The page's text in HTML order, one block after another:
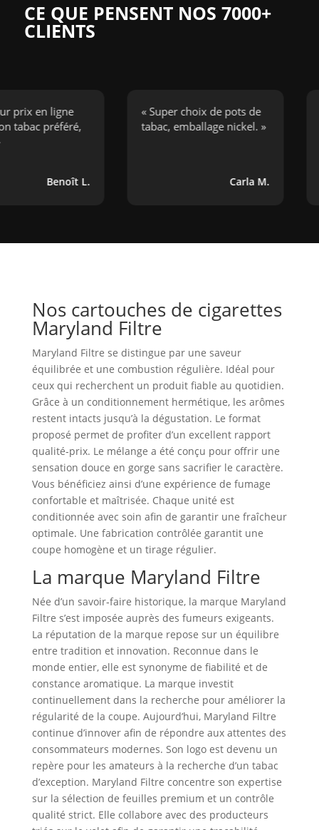
CE QUE PENSENT NOS 7000+
CLIENTS
en ligne
préféré,
Benoît L.
« Super choix de pots de
tabac, emballage nickel. »
Carla M.
Nos cartouches de cigarettes
Maryland Filtre
Maryland Filtre se distingue par une saveur
équilibrée et une combustion régulière. Idéal pour
ceux qui recherchent un produit fiable au quotidien.
Grâce à un conditionnement hermétique, les arômes
restent intacts jusqu’à la dégustation. Le format
proposé permet de profiter d’un excellent rapport
qualité‑prix. Le mélange a été conçu pour offrir une
sensation douce en gorge sans sacrifier le caractère.
Vous bénéficiez ainsi d’une expérience de fumage
confortable et maîtrisée. Chaque unité est
conditionnée avec soin afin de garantir une fraîcheur
optimale. Une fabrication contrôlée garantit une
coupe homogène et un tirage régulier.
La marque Maryland Filtre
Née d’un savoir‑faire historique, la marque Maryland
Filtre s’est imposée auprès des fumeurs exigeants.
La réputation de la marque repose sur un équilibre
entre tradition et innovation. Reconnue dans le
monde entier, elle est synonyme de fiabilité et de
constance aromatique. La marque investit
continuellement dans la recherche pour améliorer la
régularité de la coupe. Aujourd’hui, Maryland Filtre
continue d’innover afin de répondre aux attentes des
consommateurs modernes. Son logo est devenu un
repère pour les amateurs à la recherche d’un tabac
d’exception. Maryland Filtre concentre son expertise
sur la sélection de feuilles premium et un contrôle
qualité strict. Elle collabore avec des producteurs